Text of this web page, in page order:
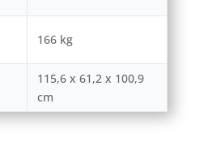
166 kg
115,6 x 61,2 x 100,9
cm